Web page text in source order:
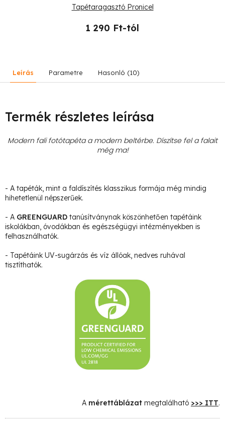
Tapétaragasztó Pronicel
1 290 Ft-tól
Leírás Parametre Hasonló (10)
Termék részletes leírása
Modern fali fotótapéta a modern beltérbe. Díszítse fel a falait
még ma!
- A tapéták, mint a faldíszítés klasszikus formája még mindig
hihetetlenül népszerűek.
- A GREENGUARD tanúsítványnak köszönhetően tapétáink
iskolákban, óvodákban és egészségügyi intézményekben is
felhasználhatók.
- Tapétáink UV-sugárzás és víz állóak, nedves ruhával
tisztíthatók.
A mérettáblázat megtalálható >>> ITT.